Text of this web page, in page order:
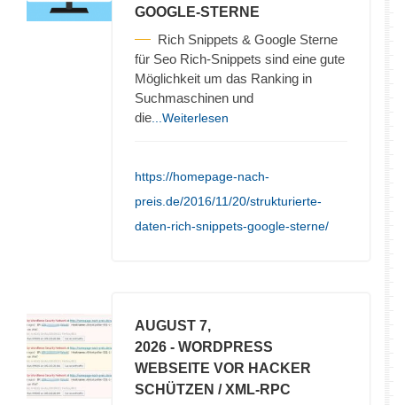
GOOGLE-STERNE
Rich Snippets & Google Sterne
für Seo Rich-Snippets sind eine gute
Möglichkeit um das Ranking in
Suchmaschinen und
die ...Weiterlesen
https://homepage-nach-
preis.de/2016/11/20/strukturierte-
daten-rich-snippets-google-sterne/
AUGUST 7,
2026 - WORDPRESS
WEBSEITE VOR HACKER
SCHÜTZEN / XML-RPC